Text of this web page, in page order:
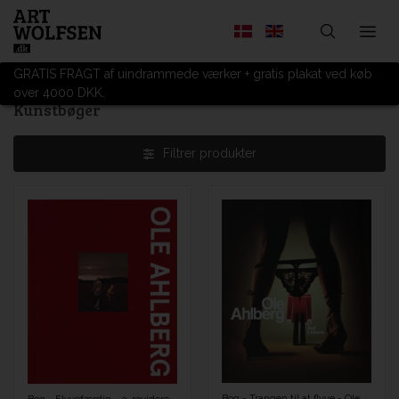
GRATIS FRAGT af uindrammede værker + gratis plakat ved køb
over 4000 DKK.
Kunstbøger
Filtrer produkter